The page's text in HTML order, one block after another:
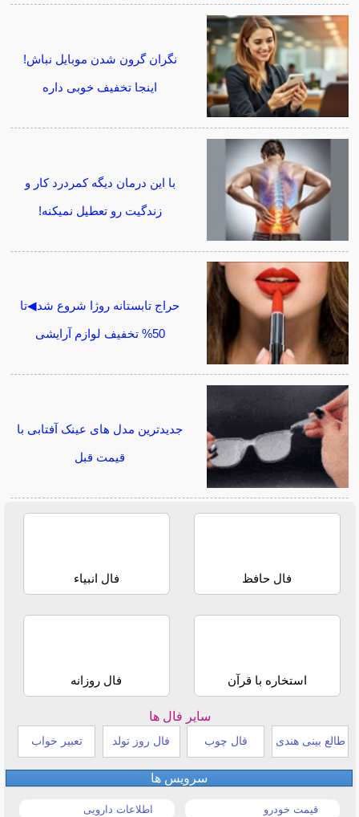
نگران گرون شدن موبایل نباش!
اینجا تخفیف خوبی داره
با این درمان دیگه کمردرد کار و
زندگیت رو تعطیل نمیکنه!
حراج تابستانه روژا شروع شد◀تا
50% تخفیف لوازم آرایشی
جدیدترین مدل های عینک آفتابی با
قیمت قبل
فال حافظ فال انبیاء
استخاره با قرآن فال روزانه
سایر فال ها
طالع بینی هندی فال چوب فال روز تولد تعبیر خواب
سرویس ها
قیمت خودرو اطلاعات دارویی